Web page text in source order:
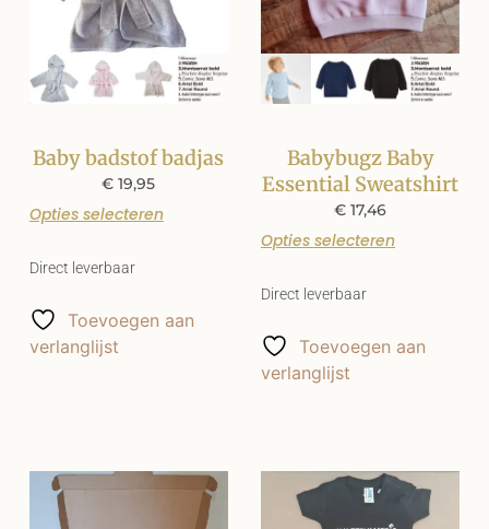
Baby badstof badjas
€ 19,95
Opties selecteren
Direct leverbaar
Toevoegen aan
verlanglijst
Babybugz Baby
Essential Sweatshirt
€ 17,46
Opties selecteren
Direct leverbaar
Toevoegen aan
verlanglijst